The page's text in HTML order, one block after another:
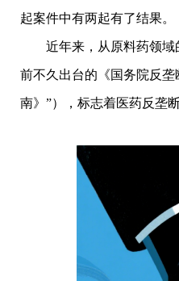
起案件中有两起有了结果。
近年来，从原料药领域
前不久出台的《国务院反
南》”），标志着医药反垄